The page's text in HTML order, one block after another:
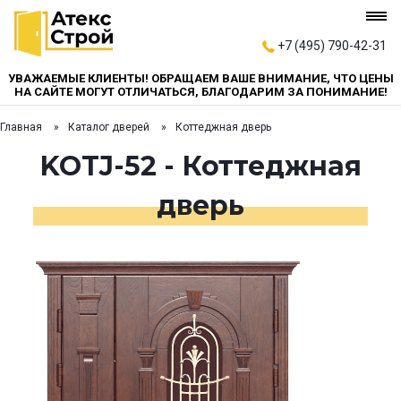
+7 (495) 790-42-31
УВАЖАЕМЫЕ КЛИЕНТЫ! ОБРАЩАЕМ ВАШЕ ВНИМАНИЕ, ЧТО ЦЕНЫ
НА САЙТЕ МОГУТ ОТЛИЧАТЬСЯ, БЛАГОДАРИМ ЗА ПОНИМАНИЕ!
Главная Каталог дверей Коттеджная дверь
KOTJ-52 - Коттеджная
дверь